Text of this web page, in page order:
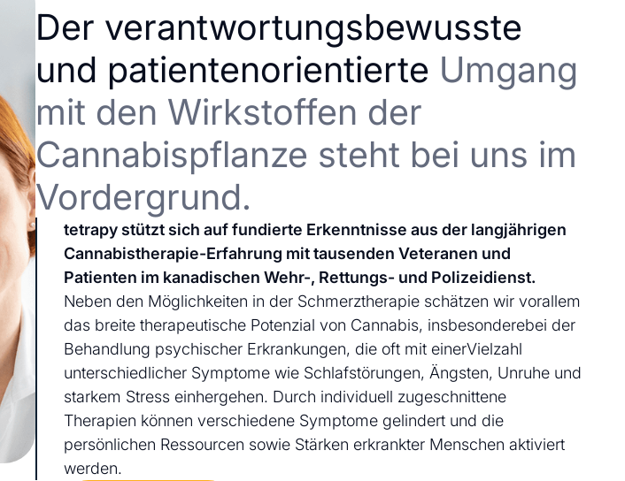
Der verantwortungsbewusste
und patientenorientierte Umgang
mit den Wirkstoffen der
Cannabispflanze steht bei uns im
Vordergrund.
tetrapy stützt sich auf fundierte Erkenntnisse aus der langjährigen
Cannabistherapie-Erfahrung mit tausenden Veteranen und
Patienten im kanadischen Wehr-, Rettungs- und Polizeidienst.
Neben den Möglichkeiten in der Schmerztherapie schätzen wir vorallem
das breite therapeutische Potenzial von Cannabis, insbesonderebei der
Behandlung psychischer Erkrankungen, die oft mit einerVielzahl
unterschiedlicher Symptome wie Schlafstörungen, Ängsten, Unruhe und
starkem Stress einhergehen. Durch individuell zugeschnittene
Therapien können verschiedene Symptome gelindert und die
persönlichen Ressourcen sowie Stärken erkrankter Menschen aktiviert
werden.